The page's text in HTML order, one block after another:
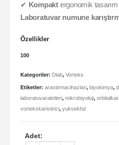
✔ Kompakt ergonomik tasarım
Laboratuvar numune
Özellikler
100
Kategoriler: Dlab, Vorteks
Etiketler: arastirmacihazlari, biyokimya,
laboratuvaraletleri, mikrobiyoloji,
vortekskaristirici, yuksekhiz
Adet: